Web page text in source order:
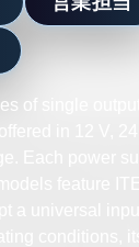
of single
in 12 V,